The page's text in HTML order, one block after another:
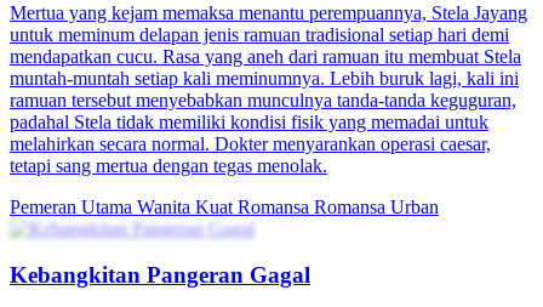
Mertua yang kejam memaksa menantu perempuannya, Stela Jayang
untuk meminum delapan jenis ramuan tradisional setiap hari demi
mendapatkan cucu. Rasa yang aneh dari ramuan itu membuat Stela
muntah-muntah setiap kali meminumnya. Lebih buruk lagi, kali ini
ramuan tersebut menyebabkan munculnya tanda-tanda keguguran,
padahal Stela tidak memiliki kondisi fisik yang memadai untuk
melahirkan secara normal. Dokter menyarankan operasi caesar,
tetapi sang mertua dengan tegas menolak.
Pemeran Utama Wanita Kuat Romansa Romansa Urban
Kebangkitan Pangeran Gagal